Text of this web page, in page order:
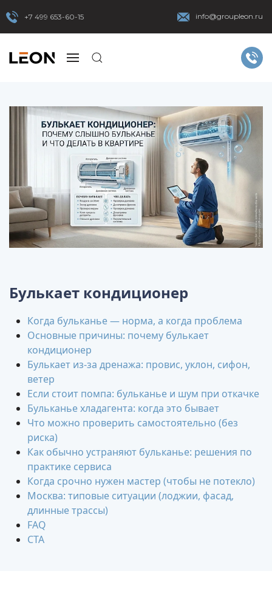
+7 499 653-60-15 info@groupleon.ru
Булькает кондиционер
Когда бульканье — норма, а когда проблема
Основные причины: почему булькает
кондиционер
Булькает из-за дренажа: провис, уклон, сифон,
ветер
Если стоит помпа: бульканье и шум при откачке
Бульканье хладагента: когда это бывает
Что можно проверить самостоятельно (без
риска)
Как обычно устраняют бульканье: решения по
практике сервиса
Когда срочно нужен мастер (чтобы не потекло)
Москва: типовые ситуации (лоджии, фасад,
длинные трассы)
FAQ
CTA